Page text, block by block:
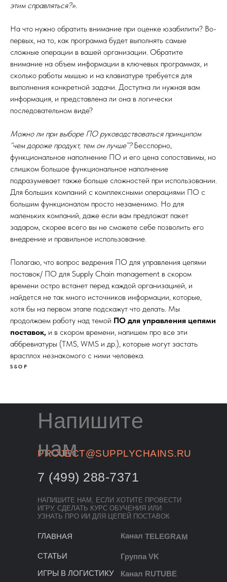
этим справляться?».
На что нужно обратить внимание при оценке юзабилити? Во-
первых, на то, как программа будет выполнять самые
сложные операции в вашей организации. Обратите
внимание на объем информации в ключевых программах, и
сколько работы мышью и на клавиатуре требуется для
выполнения конкретной задачи. Доступна ли нужная вам
информация, и представлена ли она в логически
последовательном виде?
Можно ли при выборе ПО руководствоваться принципом
“чем дороже продукт, тем он лучше”?Бесспорно,
функциональное наполнение ПО и его цена сопоставимы, но
слишком большое функциональное наполнение
подразумевает также больше сложностей при использовании.
Для больших компаний с комплексными операциями ПО с
большим функционалом просто незаменимо. Но для
маленьких компаний, даже если вам предложат пакет
задаром, скорее всего вы не сможете себе позволить его
внедрение и правильное использование.
Полагаю, что вопрос ведрения ПО для управления цепями
поставок/ ПО для Supply Chain management в скором
времени остро встанет перед каждой организацией, и
найдется не так много источников информации, которые,
хотя бы на первом этапе подскажут что делать. Мы
продолжаем работу над темой ПО для управления цепями
поставок, и в скором времени, напишем про все эти
аббревиатуры (TMS, WMS и др.), которые могут застать
врасплох незнакомого с ними человека.
S&OP
НАПИШИТЕ НАМ, ЕСЛИ ХОТИТЕ ПРОВЕСТИ
ИГРУ, СДЕЛАТЬ КУРС ОБУЧЕНИЯ ИЛИ
УЗНАТЬ ПРО ИИ ДЛЯ ЦЕПЕЙ ПОСТАВОК
7 (499) 288-7371
ИГРЫ В ЛОГИСТИКУ
СТАТЬИ
ГЛАВНАЯ
Канал RUTUBE
Группа VK
Канал TELEGRAM
PROJECT@SUPPLYCHAINS.RU
Напишите
нам